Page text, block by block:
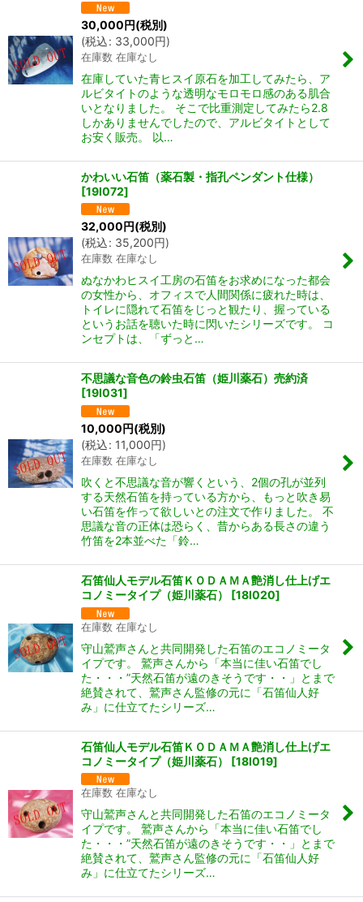
30,000円(税別)
(税込: 33,000円)
在庫数 在庫なし
在庫していた青ヒスイ原石を加工してみたら、ア
ルビタイトのような透明なモロモロ感のある肌合
いとなりました。 そこで比重測定してみたら2.8
しかありませんでしたので、アルビタイトとして
お安く販売。 以…
かわいい石笛（薬石製・指孔ペンダント仕様）
[19I072]
32,000円(税別)
(税込: 35,200円)
在庫数 在庫なし
ぬなかわヒスイ工房の石笛をお求めになった都会
の女性から、オフィスで人間関係に疲れた時は、
トイレに隠れて石笛をじっと観たり、握っている
というお話を聴いた時に閃いたシリーズです。 コ
ンセプトは、「ずっと…
不思議な音色の鈴虫石笛（姫川薬石）売約済
[19I031]
10,000円(税別)
(税込: 11,000円)
在庫数 在庫なし
吹くと不思議な音が響くという、2個の孔が並列
する天然石笛を持っている方から、もっと吹き易
い石笛を作って欲しいとの注文で作りました。 不
思議な音の正体は恐らく、昔からある長さの違う
竹笛を2本並べた「鈴…
石笛仙人モデル石笛ＫＯＤＡＭＡ艶消し仕上げエ
コノミータイプ（姫川薬石）
[18I020]
在庫数 在庫なし
守山鷲声さんと共同開発した石笛のエコノミータ
イプです。 鷲声さんから「本当に佳い石笛でし
た・・・”天然石笛が遠のきそうです・・」とまで
絶賛されて、鷲声さん監修の元に「石笛仙人好
み」に仕立てたシリーズ…
石笛仙人モデル石笛ＫＯＤＡＭＡ艶消し仕上げエ
コノミータイプ（姫川薬石）
[18I019]
在庫数 在庫なし
守山鷲声さんと共同開発した石笛のエコノミータ
イプです。 鷲声さんから「本当に佳い石笛でし
た・・・”天然石笛が遠のきそうです・・」とまで
絶賛されて、鷲声さん監修の元に「石笛仙人好
み」に仕立てたシリーズ…